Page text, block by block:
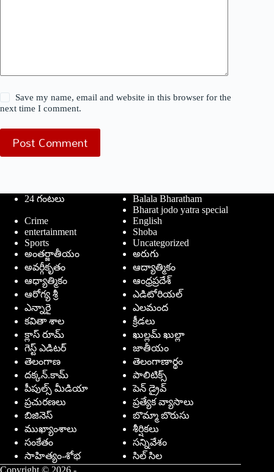
Save my name, email and website in this browser for the
next time I comment.
Post Comment
24 గంటలు
Balala Bharatham
Bharat jodo yatra special
Crime
English
entertainment
Shoba
Sports
Uncategorized
అంతర్జాతీయం
అరుగు
అవర్గీకృతం
ఆద్యాత్మికం
ఆధ్యాత్మికం
ఆంధ్రప్రదేశ్
ఆరోగ్య శ్రీ
ఎడిటోరియల్
ఎన్నారై
ఎలమంద
కవితా శాల
క్రీడలు
క్లాస్ రూమ్
ఖుల్లమ్ ఖుల్లా
గెస్ట్ ఎడిటర్
జాతీయం
తెలంగాణ
తెలంగాణార్థం
దక్కన్.కామ్
పాలిటిక్స్
పీపుల్స్ ‌మీడియా
పెన్ డ్రైవ్
ప్రచురణలు
ప్రత్యేక వ్యాసాలు
బిజినెస్
బొమ్మా బొరుసు
ముఖ్యాంశాలు
శీర్షికలు
సంకేతం
సన్నివేశం
సాహిత్యం-శోభ
సిల్ సిల
Copyright © 2026 -